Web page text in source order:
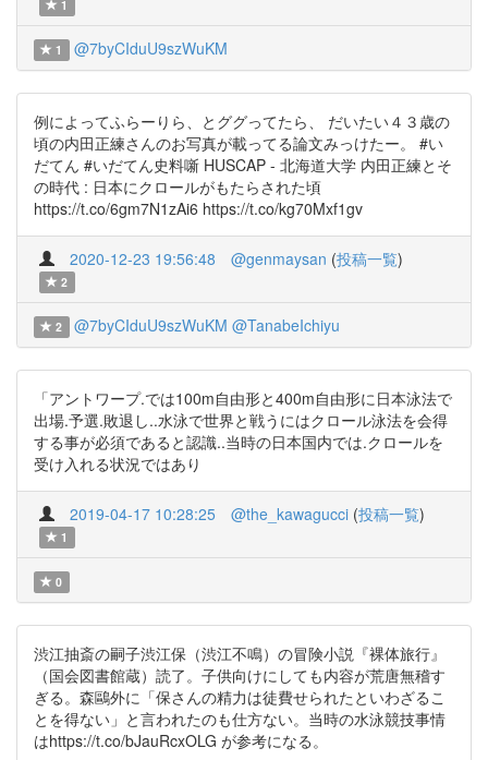
1
1 @7byCIduU9szWuKM
例によってふらーりら、とググってたら、 だいたい４３歳の
頃の内田正練さんのお写真が載ってる論文みっけたー。 #い
だてん #いだてん史料噺 HUSCAP - 北海道大学 内田正練とそ
の時代 : 日本にクロールがもたらされた頃
https://t.co/6gm7N1zAi6 https://t.co/kg70Mxf1gv
2020-12-23 19:56:48 @genmaysan (投稿一覧)
2
2 @7byCIduU9szWuKM @TanabeIchiyu
「アントワープ.では100m自由形と400m自由形に日本泳法で
出場.予選.敗退し..水泳で世界と戦うにはクロール泳法を会得
する事が必須であると認識..当時の日本国内では.クロールを
受け入れる状況ではあり
2019-04-17 10:28:25 @the_kawagucci (投稿一覧)
1
0
渋江抽斎の嗣子渋江保（渋江不鳴）の冒険小説『裸体旅行』
（国会図書館蔵）読了。子供向けにしても内容が荒唐無稽す
ぎる。森鷗外に「保さんの精力は徒費せられたといわざるこ
とを得ない」と言われたのも仕方ない。当時の水泳競技事情
はhttps://t.co/bJauRcxOLG が参考になる。